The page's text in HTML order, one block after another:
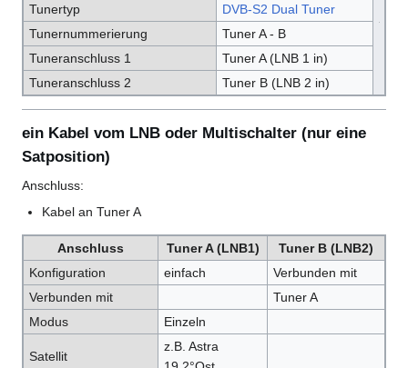
Tunertyp
DVB-S2 Dual Tuner
Tunernummerierung
Tuner A - B
Tuneranschluss 1
Tuner A (LNB 1 in)
Tuneranschluss 2
Tuner B (LNB 2 in)
ein Kabel vom LNB oder Multischalter (nur eine
Satposition)
Anschluss:
Kabel an Tuner A
Anschluss Tuner A (LNB1)
Tuner B (LNB2)
Konfiguration
einfach
Verbunden mit
Verbunden mit
Tuner A
Modus
Einzeln
Satellit
z.B. Astra